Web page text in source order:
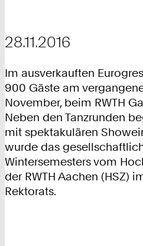
28.11.2016
Im ausverkauften
900 Gäste am
November, beim RWTH
Neben den Tanzrunden
mit spektakulären
wurde das
Wintersemesters vom
der RWTH Aachen (HSZ)
Rektorats.